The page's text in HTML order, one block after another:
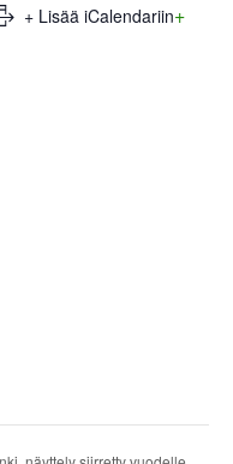
+ Lisää iCalendariin+